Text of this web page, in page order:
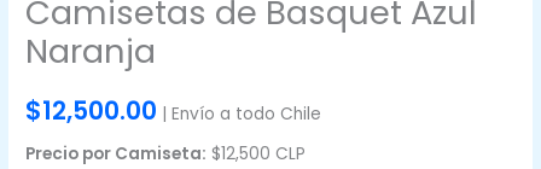
Camisetas de Basquet Azul
Naranja
$12,500.00 | Envío a todo Chile
Precio por Camiseta: $12,500 CLP